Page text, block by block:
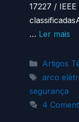
17227 /
… Ler mais
Artigos
Tags
arco
segurança
4